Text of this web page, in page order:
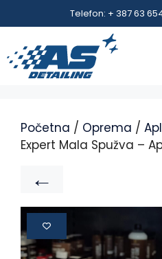
Telefon: + 387 63
Početna / Oprema /
Expert Mala Spužva –
←